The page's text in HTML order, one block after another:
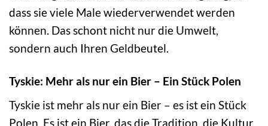
dass sie viele Male wiederverwendet werden
können. Das schont nicht nur die Umwelt,
sondern auch Ihren Geldbeutel.
Tyskie: Mehr als nur ein Bier – Ein Stück Polen
Tyskie ist mehr als nur ein Bier – es ist ein Stück
Polen. Es ist ein Bier, das die Tradition, die Kultur